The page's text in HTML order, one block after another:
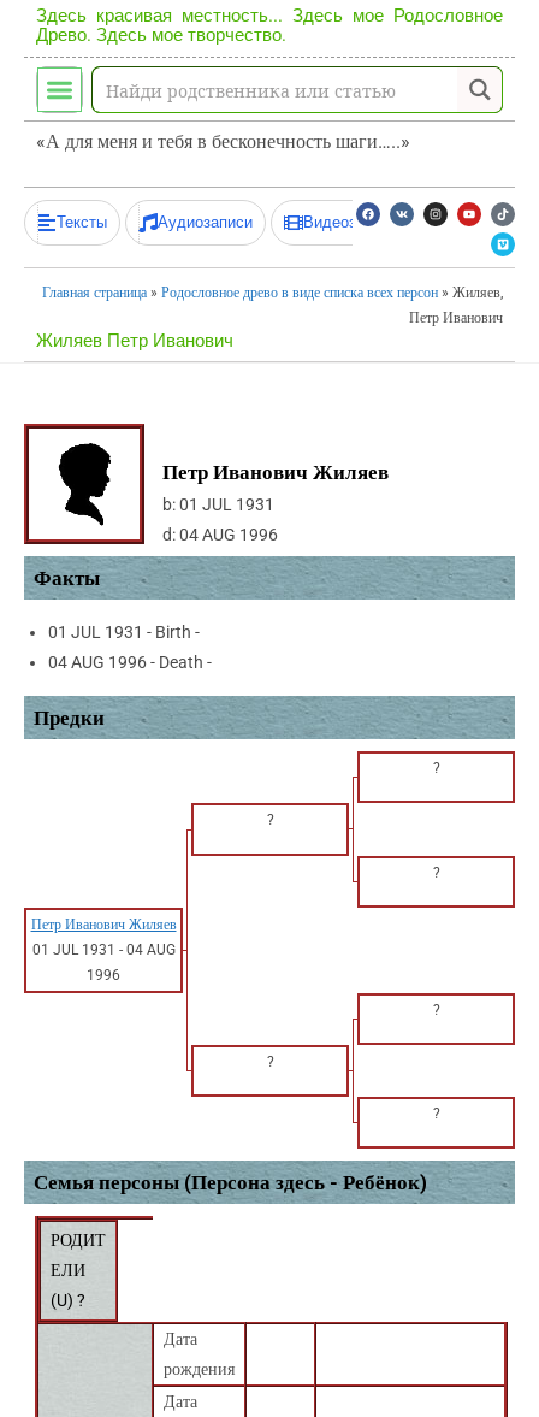
Здесь красивая местность... Здесь мое Родословное
Древо. Здесь мое творчество.
«А для меня и тебя в бесконечность шаги…..»
Тексты Аудиозаписи Видеозаписи
Главная страница » Родословное древо в виде списка всех персон » Жиляев,
Петр Иванович
Жиляев Петр Иванович
Петр Иванович Жиляев
b:01 JUL 1931
d:04 AUG 1996
Факты
01 JUL 1931 - Birth -
04 AUG 1996 - Death -
Предки
?
?
?
Петр Иванович Жиляев
01 JUL 1931 - 04 AUG
1996
?
?
?
Семья персоны (Персона здесь - Ребёнок)
РОДИТ
ЕЛИ
(U) ?
Дата
рождения
Дата